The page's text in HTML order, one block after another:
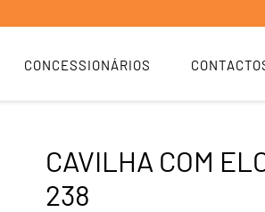
CONCESSIONÁRIOS
CAVILHA COM
238